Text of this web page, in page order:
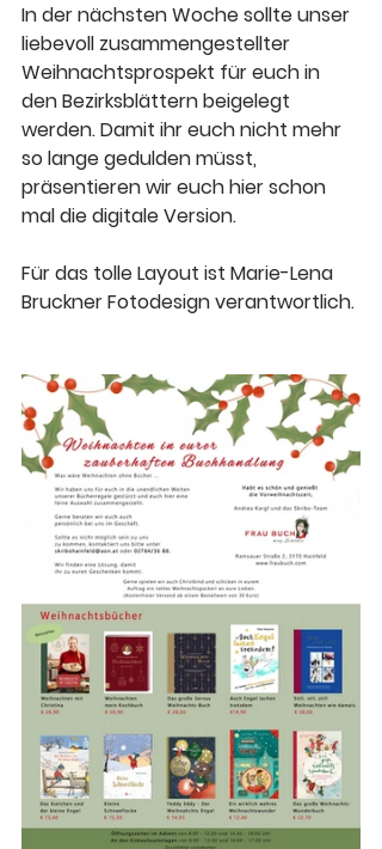
In der nächsten Woche sollte unser
liebevoll zusammengestellter
Weihnachtsprospekt für euch in
den Bezirksblättern beigelegt
werden. Damit ihr euch nicht mehr
so lange gedulden müsst,
präsentieren wir euch hier schon
mal die digitale Version.
Für das tolle Layout ist Marie-Lena
Bruckner Fotodesign verantwortlich.